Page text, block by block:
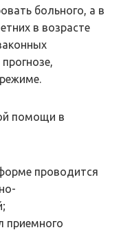
больного, а в
в возрасте
помощи в
проводится
приемного